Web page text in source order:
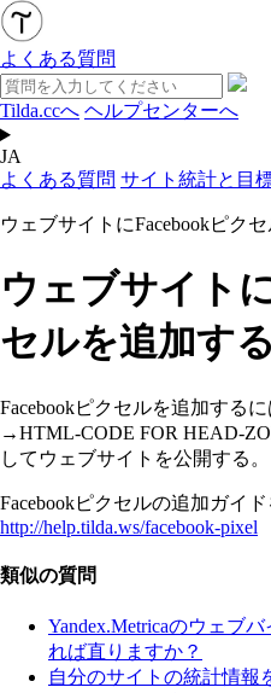
よくある質問
Tilda.ccへ ヘルプセンターへ
JA
よくある質問 サイト統計と目
ウェブサイトにFacebookピク
ウェブサイト
セルを追加す
Facebookピクセルを追加する
→HTML-CODE FOR HEAD-
してウェブサイトを公開する。
Facebookピクセルの追加ガイ
http://help.tilda.ws/facebook-pixel
類似の質問
Yandex.Metricaのウェブ
れば直りますか？
自分のサイトの統計情報